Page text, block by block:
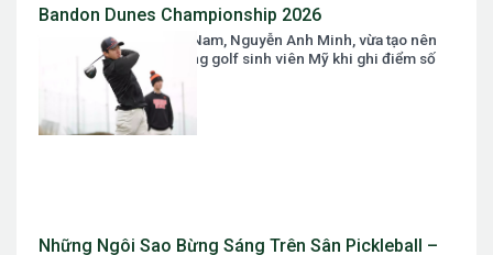
Bandon Dunes Championship 2026
Tài năng golf số 1 Việt Nam, Nguyễn Anh Minh, vừa tạo nên
một cơn địa chấn tại làng golf sinh viên Mỹ khi ghi điểm số
61 gậy...
Những Ngôi Sao Bừng Sáng Trên Sân Pickleball –